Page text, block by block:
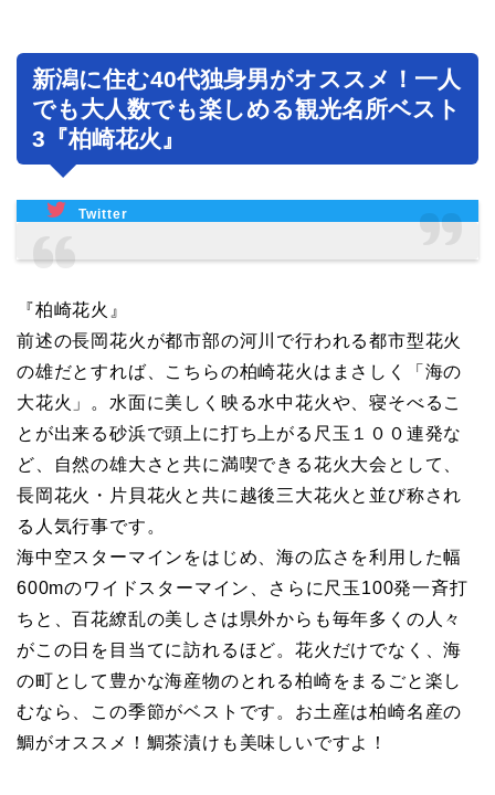
新潟に住む40代独身男がオススメ！一人
でも大人数でも楽しめる観光名所ベスト
3『柏崎花火』
Twitter
『柏崎花火』
前述の長岡花火が都市部の河川で行われる都市型花火
の雄だとすれば、こちらの柏崎花火はまさしく「海の
大花火」。水面に美しく映る水中花火や、寝そべるこ
とが出来る砂浜で頭上に打ち上がる尺玉１００連発な
ど、自然の雄大さと共に満喫できる花火大会として、
長岡花火・片貝花火と共に越後三大花火と並び称され
る人気行事です。
海中空スターマインをはじめ、海の広さを利用した幅
600mのワイドスターマイン、さらに尺玉100発一斉打
ちと、百花繚乱の美しさは県外からも毎年多くの人々
がこの日を目当てに訪れるほど。花火だけでなく、海
の町として豊かな海産物のとれる柏崎をまるごと楽し
むなら、この季節がベストです。お土産は柏崎名産の
鯛がオススメ！鯛茶漬けも美味しいですよ！